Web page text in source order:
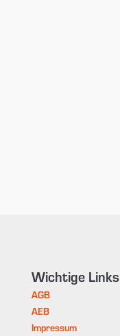
Wichtige Links
AGB
AEB
Impressum